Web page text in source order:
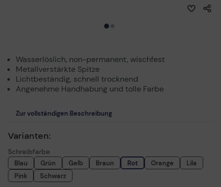
Wasserlöslich, non-permanent, wischfest
Metallverstärkte Spitze
Lichtbeständig, schnell trocknend
Angenehme Handhabung und tolle Farbe
Zur vollständigen Beschreibung
Varianten:
Schreibfarbe
Blau Grün Gelb Braun Rot Orange
Lila
Pink
Schwarz